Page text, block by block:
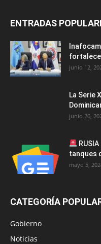
ENTRADAS
junio 12,
La Serie
junio 26,
tanques
mayo 5,
CATEGORÍA
Gobierno
Noticias